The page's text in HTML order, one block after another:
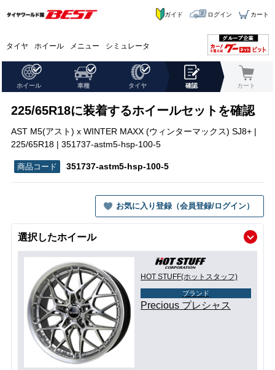
タイヤ ホイール メニュー シミュレータ
ガイド ログイン カート
ホイール 車種 タイヤ 確認 カート
225/65R18に装着するホイールセットを確認
AST M5(アスト) x WINTER MAXX (ウィンターマックス) SJ8+ |
225/65R18 | 351737-astm5-hsp-100-5
351737-astm5-hsp-100-5
お気に入り登録（会員登録/ログイン）
選択したホイール
HOT STUFF(ホットスタッフ)
ブランド
Precious プレシャス